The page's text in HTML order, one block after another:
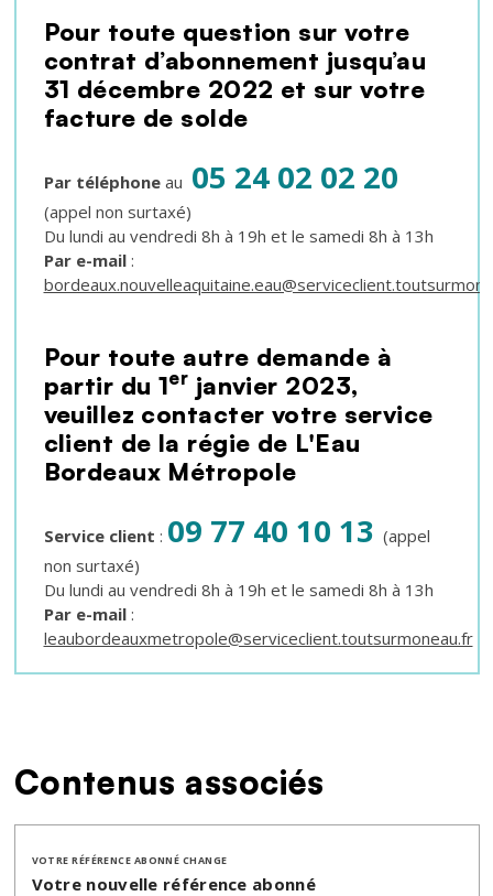
Pour toute question sur votre
contrat d’abonnement jusqu’au
31 décembre 2022 et sur votre
facture de solde
Par téléphoneau 05 24 02 02 20
(appel non surtaxé)
Du lundi au vendredi 8h à 19h et le samedi 8h à 13h
Par e-mail:
Pour toute autre demande à
partir du 1er janvier 2023,
veuillez contacter votre service
client de la régie de L'Eau
Bordeaux Métropole
Service client : 09 77 40 10 13 (appel
non surtaxé)
Du lundi au vendredi 8h à 19h et le samedi 8h à 13h
Par e-mail:
leaubordeauxmetropole@serviceclient.toutsurmoneau.fr
Contenus associés
Votre nouvelle référence abonné
VOTRE RÉFÉRENCE ABONNÉ CHANGE